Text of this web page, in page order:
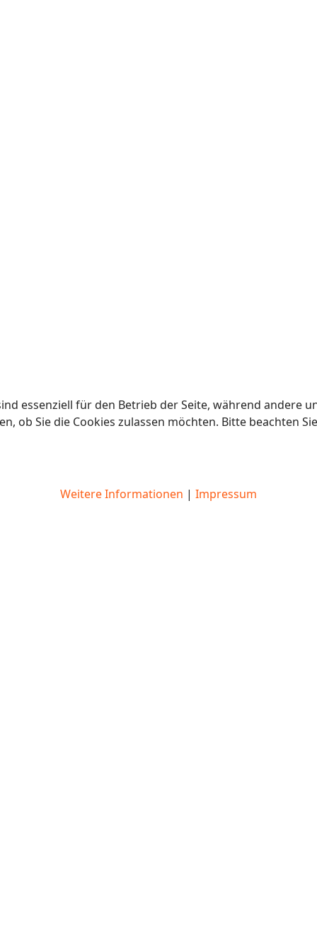
essenziell für den Betrieb der Seite, während andere
ob Sie die Cookies zulassen möchten. Bitte beachten
Weitere Informationen | Impressum